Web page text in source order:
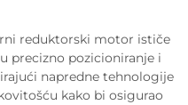
reduktorski motor ističe
precizno pozicioniranje i
napredne tehnologije
kako bi osigurao